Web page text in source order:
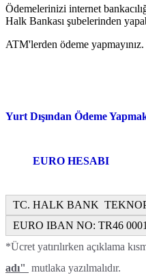
Ödemelerinizi internet
Halk Bankası şubelerinden
ATM'lerden ödeme yapmayınız.
Yurt Dışından Ödeme
EURO HESABI
TC. HALK BANK
EURO IBAN NO: TR46
*Ücret yatırılırken açıklama
adı" mutlaka yazılmalıdır.